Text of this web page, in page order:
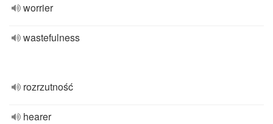
worrier
wastefulness
rozrzutność
hearer